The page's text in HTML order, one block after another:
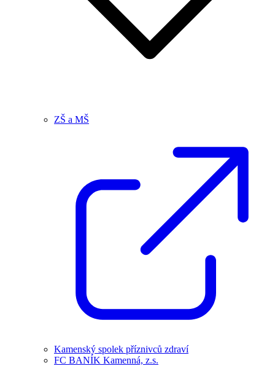
ZŠ a MŠ
Kamenský spolek příznivců zdraví
FC BANÍK Kamenná, z.s.